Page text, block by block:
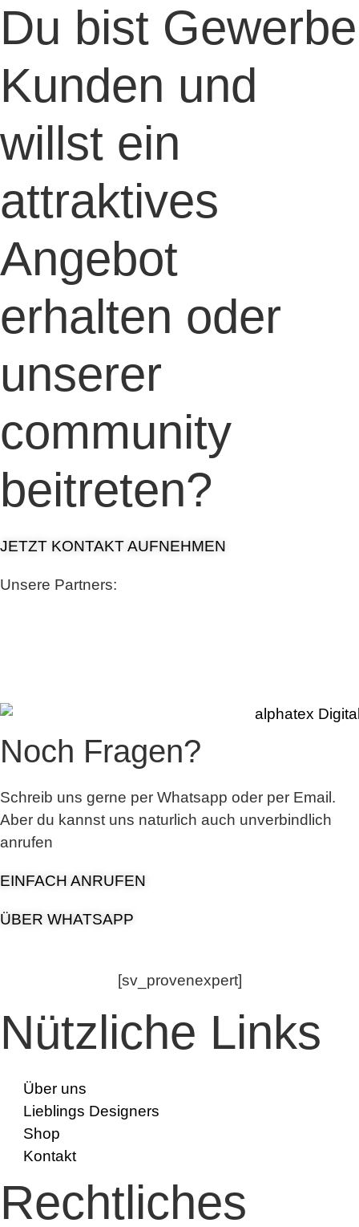
Du bist Gewerbe
Kunden und
willst ein
attraktives
Angebot
erhalten oder
unserer
community
beitreten?
JETZT KONTAKT AUFNEHMEN
Unsere Partners:
Noch Fragen?
Schreib uns gerne per Whatsapp oder per Email.
Aber du kannst uns naturlich auch unverbindlich
anrufen
EINFACH ANRUFEN
ÜBER WHATSAPP
[sv_provenexpert]
Nützliche Links
Über uns
Lieblings Designers
Shop
Kontakt
Rechtliches